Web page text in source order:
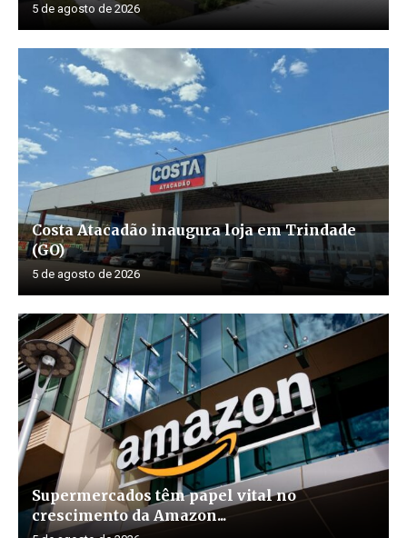
5 de agosto de 2026
Costa Atacadão inaugura loja em Trindade
(GO)
5 de agosto de 2026
Supermercados têm papel vital no
crescimento da Amazon...